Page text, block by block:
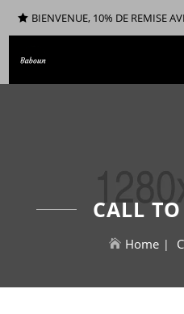
BIENVENUE, 10% DE REMISE
CALL
Home